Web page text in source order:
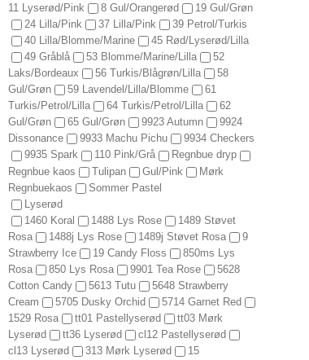
11 Lyserød/Pink
8 Gul/Orangerød
19 Gul/Grøn
24 Lilla/Pink
37 Lilla/Pink
39 Petrol/Turkis
40 Lilla/Blomme/Marine
45 Rød/Lyserød/Lilla
49 Gråblå
53 Blomme/Marine/Lilla
52
Laks/Bordeaux
56 Turkis/Blågrøn/Lilla
58
Gul/Grøn
59 Lavendel/Lilla/Blomme
61
Turkis/Petrol/Lilla
64 Turkis/Petrol/Lilla
62
Gul/Grøn
65 Gul/Grøn 9923 Autumn
9924
Dissonance
9933 Machu Pichu
9934 Checkers
9935 Spark
110 Pink/Grå
Regnbue dryp
Regnbue kaos
Tulipan Gul/Pink
Mørk
Regnbuekaos
Sommer Pastel
Lyserød
1460 Koral
1488 Lys Rose
1489 Støvet
Rosa
1488j Lys Rose 1489j Støvet Rosa
9
Strawberry Ice
19 Candy Floss
850ms Lys
Rosa
850 Lys Rosa 9901 Tea Rose
5628
Cotton Candy
5613 Tutu
5648 Strawberry
Cream
5705 Dusky Orchid
5714 Garnet Red
1529 Rosa
tt01 Pastellyserød
tt03 Mørk
Lyserød
tt36 Lyserød
cl12 Pastellyserød
cl13 Lyserød
313 Mørk Lyserød
15